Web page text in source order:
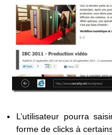
L’utilisateur pourra
forme de clicks à